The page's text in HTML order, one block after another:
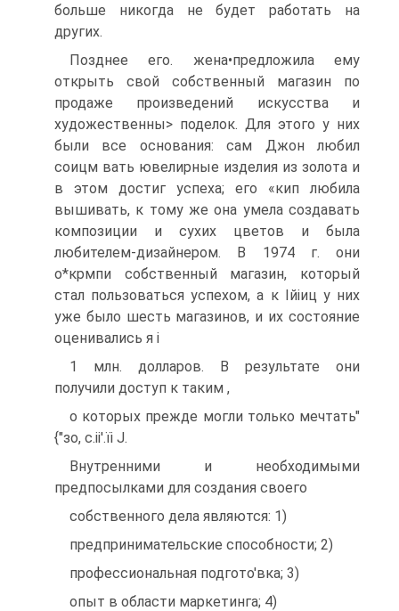
больше никогда не будет работать на
других.
Позднее его. жена•предложила ему
открыть свой собственный магазин по
продаже произведений искусства и
художественны> поделок. Для этого у них
были все основания: сам Джон любил
соицм вать ювелирные изделия из золота и
в этом достиг успеха; его «кип любила
вышивать, к тому же она умела создавать
композиции и сухих цветов и была
любителем-дизайнером. В 1974 г. они
о*крмпи собственный магазин, который
стал пользоваться успехом, а к Ійіиц у них
уже было шесть магазинов, и их состояние
оценивались я і
1 млн. долларов. В результате они
получили доступ к таким ,
о которых прежде могли только мечтать"
{"зо, с.іі'.їі J.
Внутренними и необходимыми
предпосылками для создания своего
собственного дела являются: 1)
предпринимательские способности; 2)
профессиональная подгото'вка; 3)
опыт в области маркетинга; 4)